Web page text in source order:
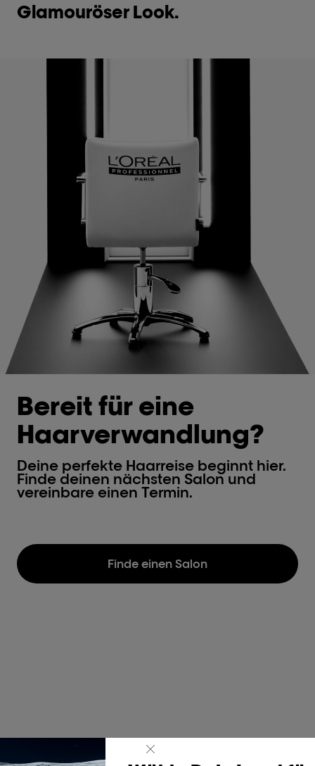
Glamouröser Look.
Bereit für eine
Haarverwandlung?
Deine perfekte Haarreise beginnt hier.
Finde deinen nächsten Salon und
vereinbare einen Termin.
Finde einen Salon